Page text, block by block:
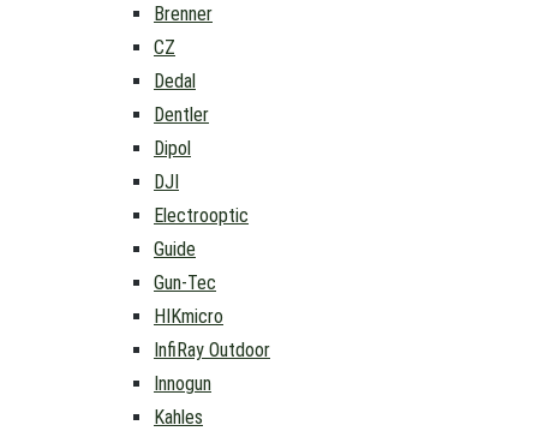
Brenner
CZ
Dedal
Dentler
Dipol
DJI
Electrooptic
Guide
Gun-Tec
HIKmicro
InfiRay Outdoor
Innogun
Kahles